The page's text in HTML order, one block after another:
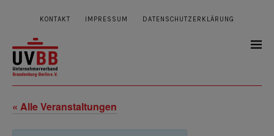
KONTAKT IMPRESSUM DATENSCHUTZERKLÄRUNG
« Alle Veranstaltungen